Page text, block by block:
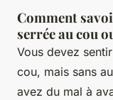
Comment
serrée au cou
Vous devez
cou, mais sans
avez du mal à